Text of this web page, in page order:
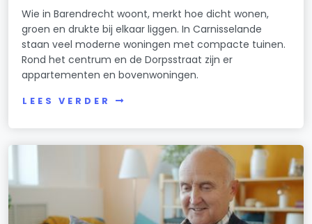
Wie in Barendrecht woont, merkt hoe dicht wonen,
groen en drukte bij elkaar liggen. In Carnisselande
staan veel moderne woningen met compacte tuinen.
Rond het centrum en de Dorpsstraat zijn er
appartementen en bovenwoningen.
LEES VERDER